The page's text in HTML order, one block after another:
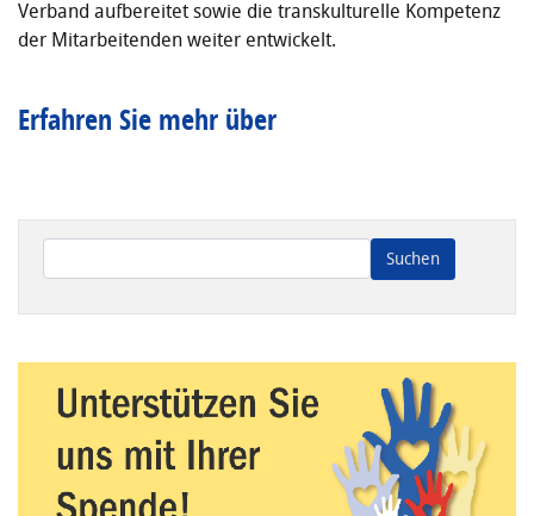
Verband aufbereitet sowie die transkulturelle Kompetenz
der Mitarbeitenden weiter entwickelt.
Erfahren Sie mehr über
Wenn die Ergebnisse der automatischen Vervollständigung